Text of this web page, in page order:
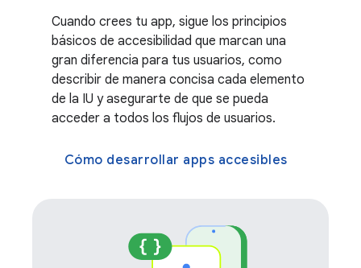
Cuando crees tu app, sigue los principios
básicos de accesibilidad que marcan una
gran diferencia para tus usuarios, como
describir de manera concisa cada elemento
de la IU y asegurarte de que se pueda
acceder a todos los flujos de usuarios.
Cómo desarrollar apps accesibles